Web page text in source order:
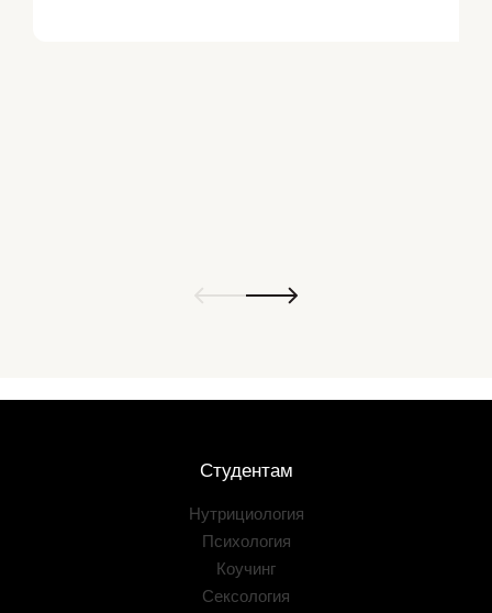
Студентам
Нутрициология
Психология
Коучинг
Сексология